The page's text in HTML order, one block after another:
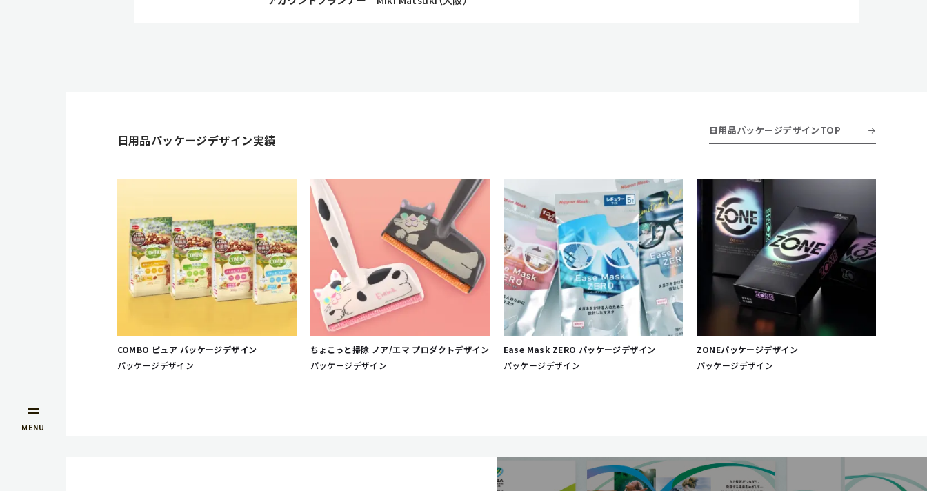
MENU
日用品パッケージデザイン実績
日用品パッケージデザインTOP
COMBO ピュア パッケージデザイン
パッケージデザイン
ちょこっと掃除 ノア/エマ プロダクトデザイン
パッケージデザイン
Ease Mask ZERO パッケージデザイン
パッケージデザイン
ZONEパッケージデザイン
パッケージデザイン